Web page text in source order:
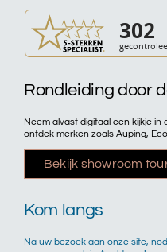
Rondleiding door
Neem alvast digitaal een kijkje
ontdek merken zoals Auping,
Bekijk showroom
Kom langs
Na uw bezoek aan onze site,